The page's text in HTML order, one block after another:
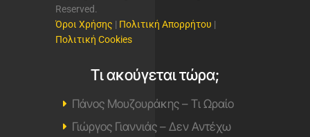
Reserved.
Όροι Χρήσης | Πολιτική Απορρήτου |
Πολιτική Cookies
Τι ακούγεται τώρα;
Πάνος Μουζουράκης – Τι Ωραίο
Γιώργος Γιαννιάς – Δεν Αντέχω